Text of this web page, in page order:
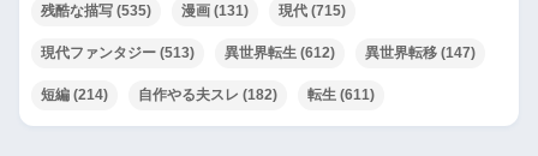
残酷な描写 (535) 漫画 (131) 現代 (715)
現代ファンタジー (513) 異世界転生 (612) 異世界転移 (147)
短編 (214) 自作やる夫スレ (182) 転生 (611)